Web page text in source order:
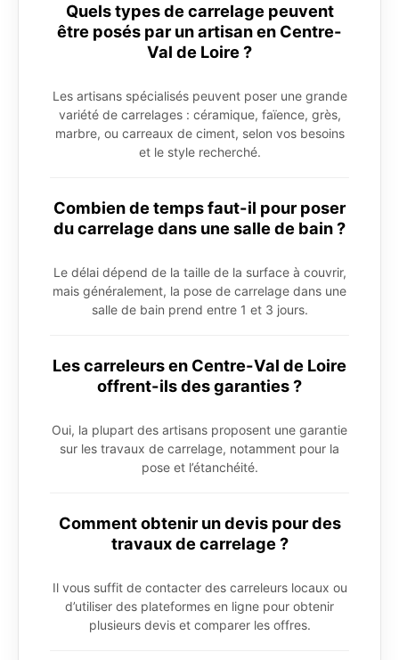
Quels types de carrelage peuvent
être posés par un artisan en Centre-
Val de Loire ?
Les artisans spécialisés peuvent poser une grande
variété de carrelages : céramique, faïence, grès,
marbre, ou carreaux de ciment, selon vos besoins
et le style recherché.
Combien de temps faut-il pour poser
du carrelage dans une salle de bain ?
Le délai dépend de la taille de la surface à couvrir,
mais généralement, la pose de carrelage dans une
salle de bain prend entre 1 et 3 jours.
Les carreleurs en Centre-Val de Loire
offrent-ils des garanties ?
Oui, la plupart des artisans proposent une garantie
sur les travaux de carrelage, notamment pour la
pose et l’étanchéité.
Comment obtenir un devis pour des
travaux de carrelage ?
Il vous suffit de contacter des carreleurs locaux ou
d’utiliser des plateformes en ligne pour obtenir
plusieurs devis et comparer les offres.